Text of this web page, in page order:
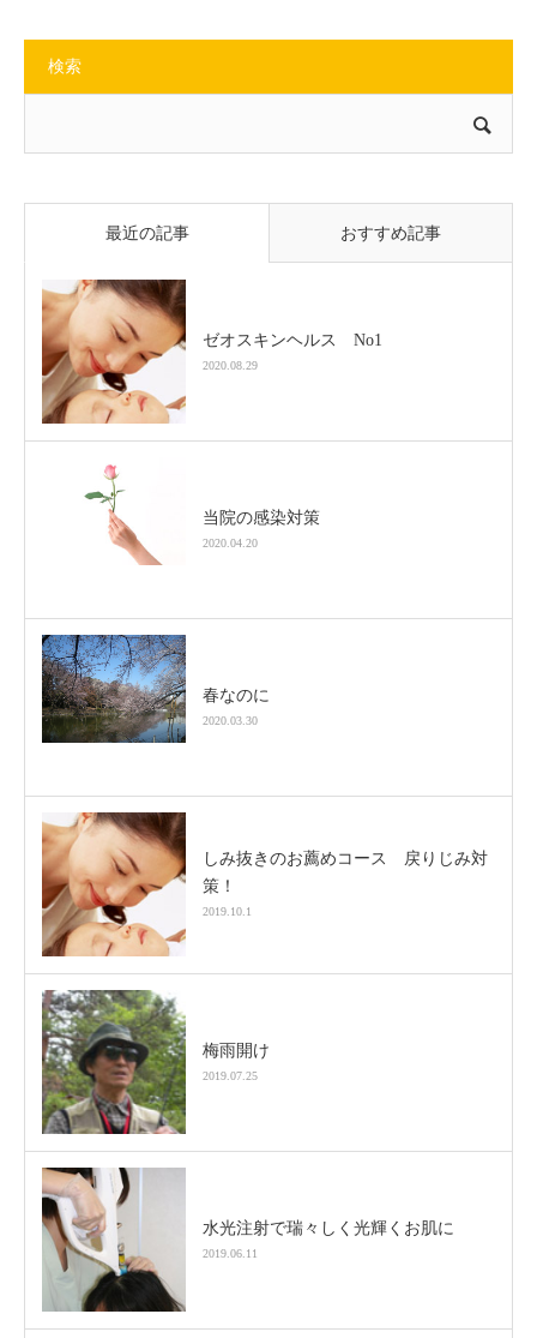
検索
最近の記事 おすすめ記事
ゼオスキンヘルス No1
2020.08.29
当院の感染対策
2020.04.20
春なのに
2020.03.30
しみ抜きのお薦めコース 戻りじみ対
策！
2019.10.1
梅雨開け
2019.07.25
水光注射で瑞々しく光輝くお肌に
2019.06.11